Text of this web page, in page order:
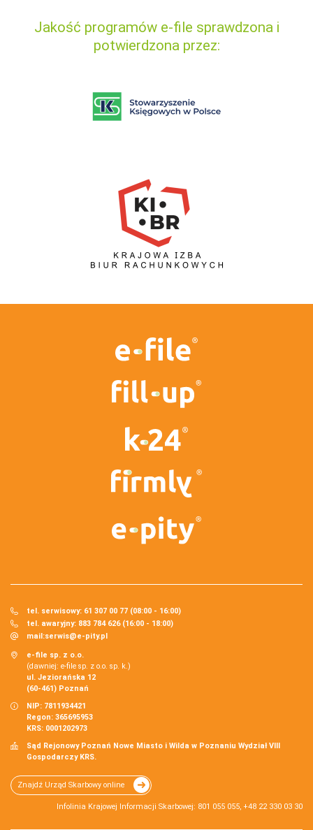
Jakość programów e-file sprawdzona i
potwierdzona przez:
tel. serwisowy: 61 307 00 77 (08:00 - 16:00)
tel. awaryjny: 883 784 626 (16:00 - 18:00)
mail:serwis@e-pity.pl
e-file sp. z o.o.
(dawniej: e-file sp. z o.o. sp. k.)
ul. Jeziorańska 12
(60-461) Poznań
NIP: 7811934421
Regon: 365695953
KRS: 0001202973
Sąd Rejonowy Poznań Nowe Miasto i Wilda w Poznaniu Wydział VIII
Gospodarczy KRS.
Znajdź Urząd Skarbowy online
Infolinia Krajowej Informacji Skarbowej: 801 055 055, +48 22 330 03 30